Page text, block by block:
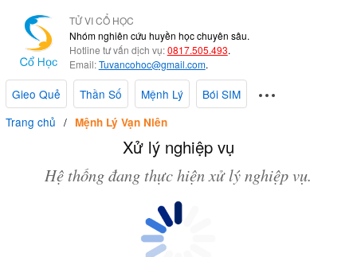
TỬ VI CỔ HỌC
Nhóm nghiên cứu huyền học chuyên sâu.
Hotline tư vấn dịch vụ:0817.505.493.
Email:Tuvancohoc@gmail.com.
Gieo Quẻ Thần Số Mệnh Lý
Bói SIM
Trang chủ
Mệnh Lý Vạn Niên
Xử lý nghiệp vụ
Hệ thống đang thực hiện xử lý nghiệp vụ.